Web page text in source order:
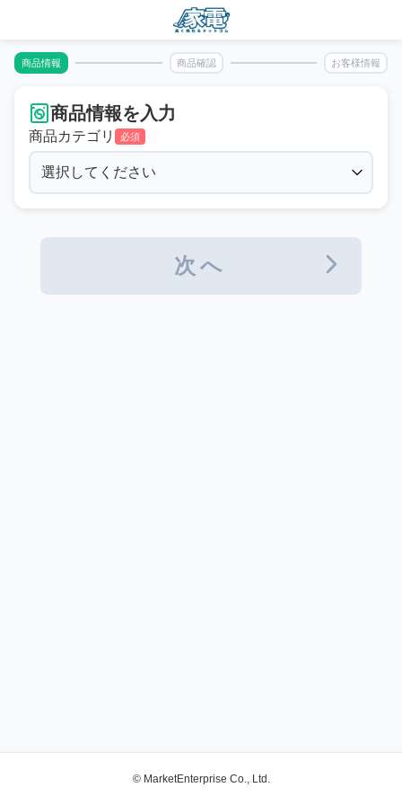
商品情報 商品確認 お客様情報
商品情報を入力
商品カテゴリ 必須
次へ
© MarketEnterprise Co., Ltd.